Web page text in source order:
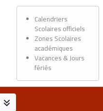
Calendriers
Scolaires officiels
Zones Scolaires
académiques
Vacances & Jours
fériés